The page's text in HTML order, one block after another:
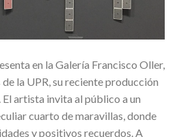
en la Galería Francisco Oller,
la UPR, su reciente producción
artista invita al público a un
cuarto de maravillas, donde
y positivos recuerdos. A